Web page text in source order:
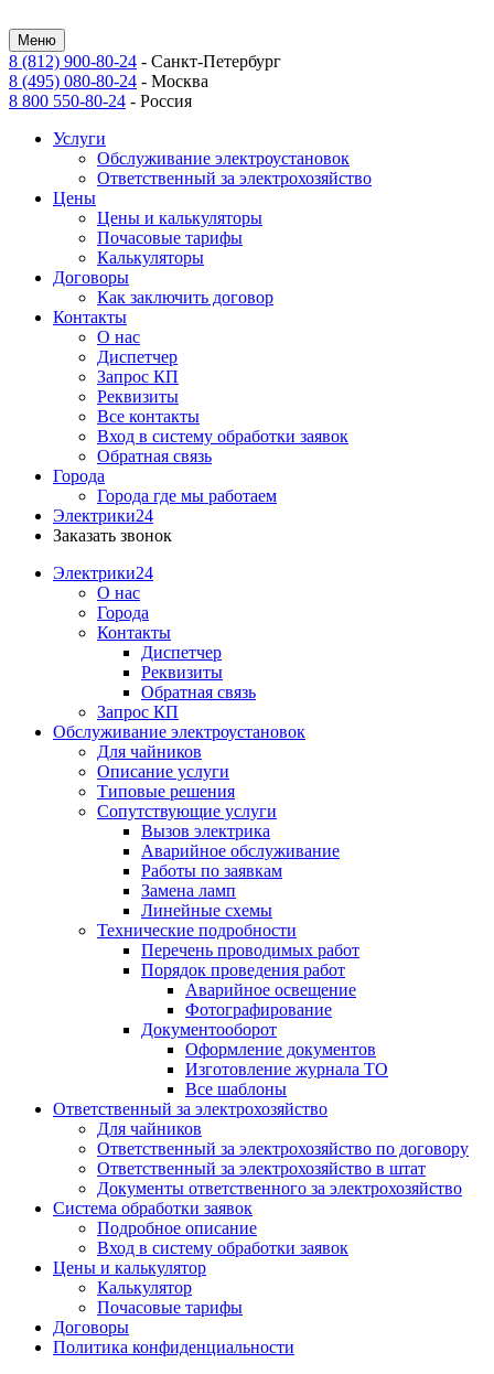
Меню
8 (812) 900-80-24 - Санкт-Петербург
8 (495) 080-80-24 - Москва
8 800 550-80-24 - Россия
Услуги
Обслуживание электроустановок
Ответственный за электрохозяйство
Цены
Цены и калькуляторы
Почасовые тарифы
Калькуляторы
Договоры
Как заключить договор
Контакты
О нас
Диспетчер
Запрос КП
Реквизиты
Все контакты
Вход в систему обработки заявок
Обратная связь
Города
Города где мы работаем
Электрики24
Заказать звонок
Электрики24
О нас
Города
Контакты
Диспетчер
Реквизиты
Обратная связь
Запрос КП
Обслуживание электроустановок
Для чайников
Описание услуги
Типовые решения
Сопутствующие услуги
Вызов электрика
Аварийное обслуживание
Работы по заявкам
Замена ламп
Линейные схемы
Технические подробности
Перечень проводимых работ
Порядок проведения работ
Аварийное освещение
Фотографирование
Документооборот
Оформление документов
Изготовление журнала ТО
Все шаблоны
Ответственный за электрохозяйство
Для чайников
Ответственный за электрохозяйство по договору
Ответственный за электрохозяйство в штат
Документы ответственного за электрохозяйство
Система обработки заявок
Подробное описание
Вход в систему обработки заявок
Цены и калькулятор
Калькулятор
Почасовые тарифы
Договоры
Политика конфиденциальности